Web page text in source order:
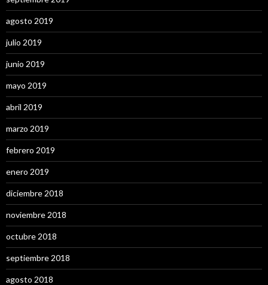
agosto 2019
julio 2019
junio 2019
mayo 2019
abril 2019
marzo 2019
febrero 2019
enero 2019
diciembre 2018
noviembre 2018
octubre 2018
septiembre 2018
agosto 2018